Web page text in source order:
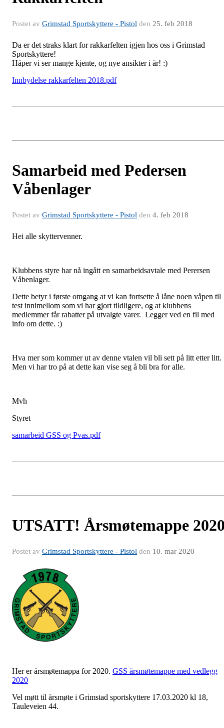
Postet av Grimstad Sportskyttere - Pistol den 25. feb 2018
Da er det straks klart for rakkarfelten igjen hos oss i Grimstad
Sportskyttere!
Håper vi ser mange kjente, og nye ansikter i år! :)
Innbydelse rakkarfelten 2018.pdf
Samarbeid med Pedersen
Våbenlager
Postet av Grimstad Sportskyttere - Pistol den 4. feb 2018
Hei alle skyttervenner.
Klubbens styre har nå ingått en samarbeidsavtale med Perersen
Våbenlager.
Dette betyr i første omgang at vi kan fortsette å låne noen våpen til
test innimellom som vi har gjort tildligere, og at klubbens
medlemmer får rabatter på utvalgte varer. Legger ved en fil med
info om dette. :)
Hva mer som kommer ut av denne vtalen vil bli sett på litt etter litt.
Men vi har tro på at dette kan vise seg å bli bra for alle.
Mvh
Styret
samarbeid GSS og Pvas.pdf
UTSATT! Årsmøtemappe
Postet av Grimstad Sportskyttere - Pistol den 10. mar 2020
Her er årsmøtemappa for 2020. GSS årsmøtemappe med vedlegg
2020
Vel møtt til årsmøte i Grimstad sportskyttere 17.03.2020 kl 18,
Tauleveien 44.